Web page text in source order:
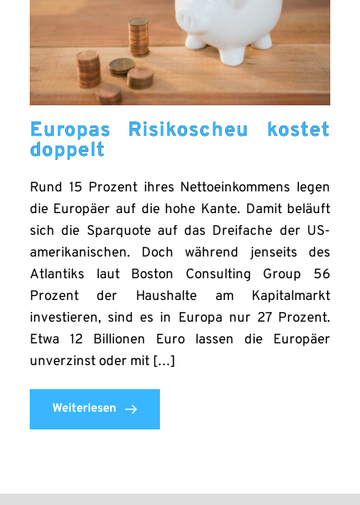
Europas Risikoscheu kostet
doppelt
Rund 15 Prozent ihres Nettoeinkommens legen
die Europäer auf die hohe Kante. Damit beläuft
sich die Sparquote auf das Dreifache der US-
amerikanischen. Doch während jenseits des
Atlantiks laut Boston Consulting Group 56
Prozent der Haushalte am Kapitalmarkt
investieren, sind es in Europa nur 27 Prozent.
Etwa 12 Billionen Euro lassen die Europäer
unverzinst oder mit […]
Weiterlesen